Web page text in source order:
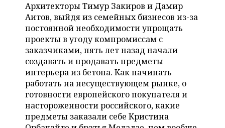
ВОЛЕЙБОЛ
КИБЕРСПОРТ
ФИГУРНОЕ КАТАНИЕ
ВОДНЫЕ ВИДЫ СПОРТА
ХОККЕЙ С МЯЧОМ
ИСТОРИЯ
КУЛЬТУРА
МЕДИЦИНА
ОБРАЗОВАНИЕ
ПРОИСШЕСТВИЯ
СПИСОК ПЕРСОН
СПИСОК КОМПАНИЙ
ПОЛНАЯ ВЕРСИЯ
Архитекторы Тимур Закиров и Дамир
Аитов, выйдя из семейных бизнесов из-за
постоянной необходимости упрощать
проекты в угоду компромиссам с
заказчиками, пять лет назад начали
создавать и продавать предметы
интерьера из бетона. Как начинать
работать на несуществующем рынке, о
готовности европейского покупателя и
настороженности российского, какие
предметы заказали себе Кристина